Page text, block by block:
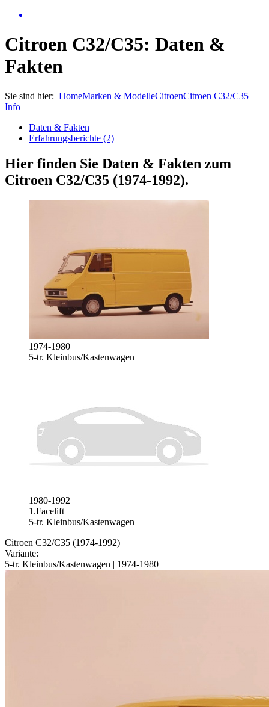
Citroen C32/C35: Daten &
Fakten
Sie sind hier: HomeMarken & ModelleCitroenCitroen C32/C35
Info
Daten & Fakten
Erfahrungsberichte (2)
Hier finden Sie Daten & Fakten zum
Citroen C32/C35 (1974-1992).
1974-1980
5-tr. Kleinbus/Kastenwagen
1980-1992
1.Facelift
5-tr. Kleinbus/Kastenwagen
Citroen C32/C35 (1974-1992)
Variante:
5-tr. Kleinbus/Kastenwagen | 1974-1980